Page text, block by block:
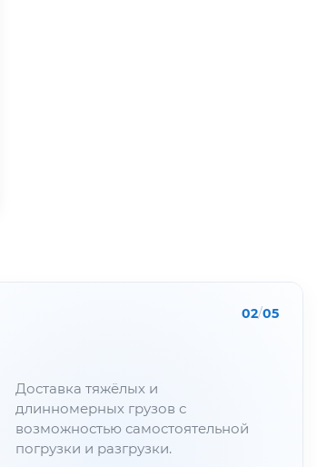
02/05
Доставка тяжёлых и
длинномерных грузов с
возможностью самостоятельной
погрузки и разгрузки.